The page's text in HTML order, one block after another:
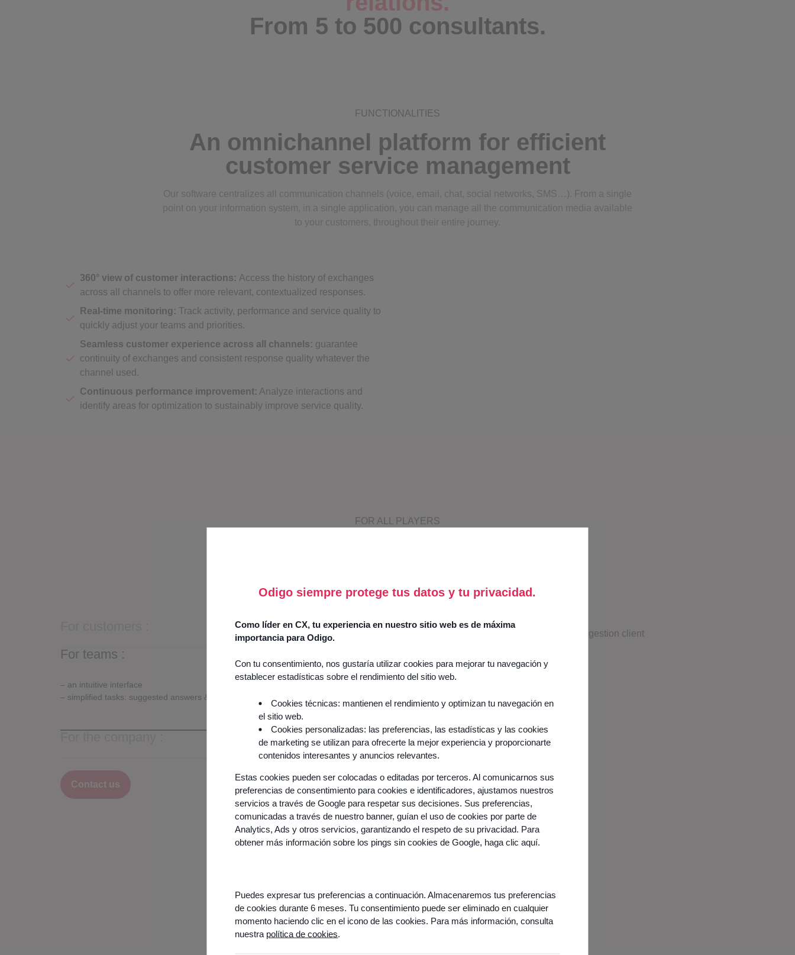
Odigo siempre protege tus datos y tu privacidad.
Como líder en CX, tu experiencia en nuestro sitio web es de máxima
importancia para Odigo.
Con tu consentimiento, nos gustaría utilizar cookies para mejorar tu navegación y
establecer estadísticas sobre el rendimiento del sitio web.
Cookies técnicas: mantienen el rendimiento y optimizan tu navegación en
el sitio web.
Cookies personalizadas: las preferencias, las estadísticas y las cookies
de marketing se utilizan para ofrecerte la mejor experiencia y proporcionarte
contenidos interesantes y anuncios relevantes.
Estas cookies pueden ser colocadas o editadas por terceros. Al comunicarnos sus
preferencias de consentimiento para cookies e identificadores, ajustamos nuestros
servicios a través de Google para respetar sus decisiones. Sus preferencias,
comunicadas a través de nuestro banner, guían el uso de cookies por parte de
Analytics, Ads y otros servicios, garantizando el respeto de su privacidad. Para
obtener más información sobre los pings sin cookies de Google, haga clic aquí
Puedes expresar tus preferencias a continuación. Almacenaremos tus preferencias
de cookies durante 6 meses. Tu consentimiento puede ser eliminado en cualquier
momento haciendo clic en el icono de las cookies. Para más información, consulta
nuestra política de cookies
From 5 to 500 consultants.
FUNCTIONALITIES
An omnichannel platform for efficient
customer service management
Our software centralizes all communication channels (voice, email, chat, social networks, SMS…). From a single
point on your information system, in a single application, you can manage all the communication media available
to your customers, throughout their entire journey.
360° view of customer interactions: Access the history of exchanges
across all channels to offer more relevant, contextualized responses.
Real-time monitoring: Track activity, performance and service quality to
quickly adjust your teams and priorities.
Seamless customer experience across all channels: guarantee
continuity of exchanges and consistent response quality whatever the
channel used.
Continuous performance improvement: Analyze interactions and
identify areas for optimization to sustainably improve service quality.
FOR ALL PLAYERS
With Odigo CCaaS Essential, everyone in your contact center gains in efficiency
For teams :
– an intuitive interface
– simplified tasks: suggested answers & interaction analysis thanks to AI
(billing based on peak number of
simultaneous connections)
– enhanced customer and employee satisfaction
– enhanced brand image.
Contact us